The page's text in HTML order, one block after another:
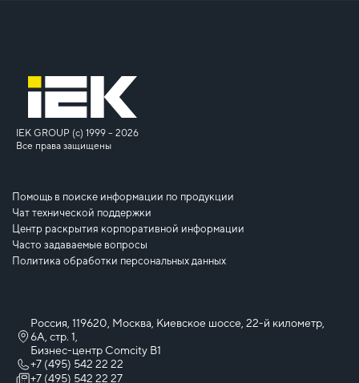
IEK GROUP (c) 1999 – 2026
Все права защищены
Помощь в поиске информации по продукции
Чат технической поддержки
Центр раскрытия корпоративной информации
Часто задаваемые вопросы
Политика обработки персональных данных
Россия, 119620, Москва, Киевское шоссе, 22-й километр,
6А, стр. 1,
Бизнес-центр Comcity B1
+7 (495) 542 22 22
+7 (495) 542 22 27